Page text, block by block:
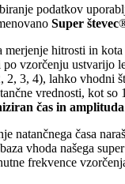
podatkov
Super števec
merjenje hitrosti in
vzorčenju ustvarijo
2, 3, 4), lahko vhodni
vrednosti, kot so
čas in amplituda
natančnega časa
vhoda našega
frekvence